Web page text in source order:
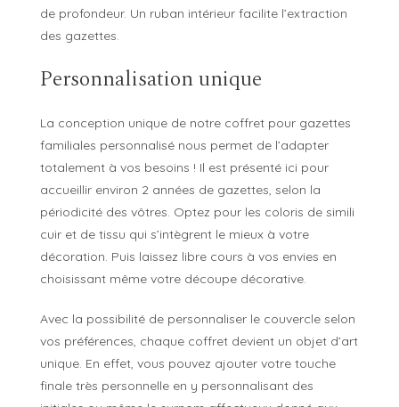
de profondeur. Un ruban intérieur facilite l’extraction
des gazettes.
Personnalisation unique
La conception unique de notre coffret pour gazettes
familiales personnalisé nous permet de l’adapter
totalement à vos besoins ! Il est présenté ici pour
accueillir environ 2 années de gazettes, selon la
périodicité des vôtres. Optez pour les coloris de simili
cuir et de tissu qui s’intègrent le mieux à votre
décoration. Puis laissez libre cours à vos envies en
choisissant même votre découpe décorative.
Avec la possibilité de personnaliser le couvercle selon
vos préférences, chaque coffret devient un objet d’art
unique. En effet, vous pouvez ajouter votre touche
finale très personnelle en y personnalisant des